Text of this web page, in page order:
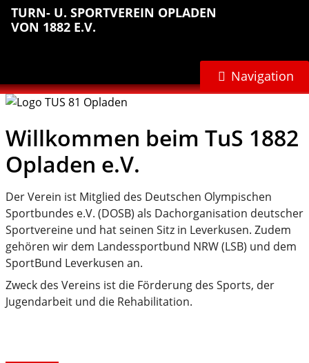
Sprungmarken
Inhalt
anspringen
Hauptnavigation
anspringen
Abteilungsnavigation
anspringen
Fußbereich
anspringen
TURN- U. SPORTVEREIN OPLADEN
VON 1882 E.V.
Navigation
Willkommen beim TuS 1882
Opladen e.V.
Der Verein ist Mitglied des Deutschen Olympischen
Sportbundes e.V. (DOSB) als Dachorganisation deutscher
Sportvereine und hat seinen Sitz in Leverkusen. Zudem
gehören wir dem Landessportbund NRW (LSB) und dem
SportBund Leverkusen an.
Zweck des Vereins ist die Förderung des Sports, der
Jugendarbeit und die Rehabilitation.